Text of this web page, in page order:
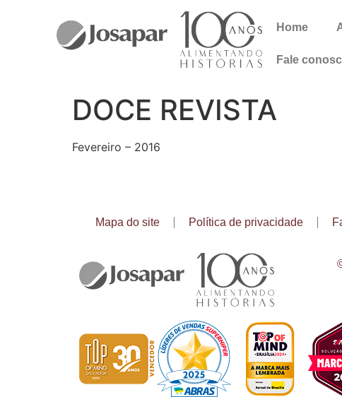
Home
Fale
DOCE REVISTA
Fevereiro – 2016
Mapa do site Política de privacidade